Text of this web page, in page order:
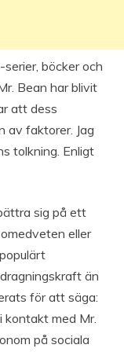
böcker och
Bean har blivit
att dess
av faktorer. Jag
tolkning. Enligt
sig på ett
eller
än
för att säga:
med Mr.
på sociala